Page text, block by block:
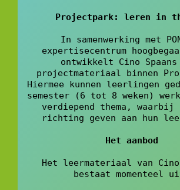
Projectpark: leren in
In samenwerking met
expertisecentrum
ontwikkelt Cino Spaans
projectmateriaal binnen
Hiermee kunnen leerlingen
semester (6 tot 8 weken)
verdiepend thema,
richting geven aan hun
Het aanbod
Het leermateriaal van Cino
bestaat momenteel